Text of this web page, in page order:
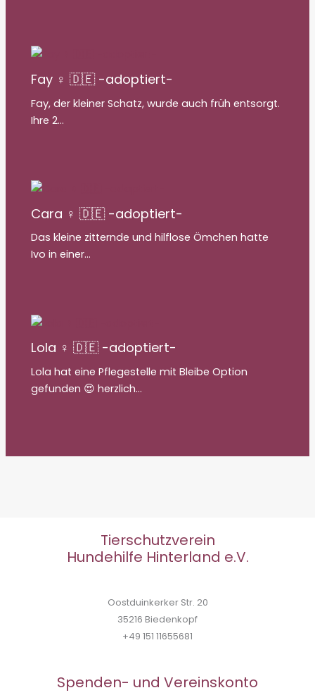
Fay ♀ 🇩🇪 -adoptiert-
Fay, der kleiner Schatz, wurde auch früh entsorgt.
Ihre 2…
Cara ♀ 🇩🇪 -adoptiert-
Das kleine zitternde und hilflose Ömchen hatte
Ivo in einer…
Lola ♀ 🇩🇪 -adoptiert-
Lola hat eine Pflegestelle mit Bleibe Option
gefunden 😍 herzlich…
Tierschutzverein
Hundehilfe Hinterland e.V.
Oostduinkerker Str. 20
35216 Biedenkopf
+49 151 11655681
Spenden- und Vereinskonto